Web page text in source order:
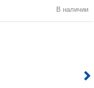
В наличии